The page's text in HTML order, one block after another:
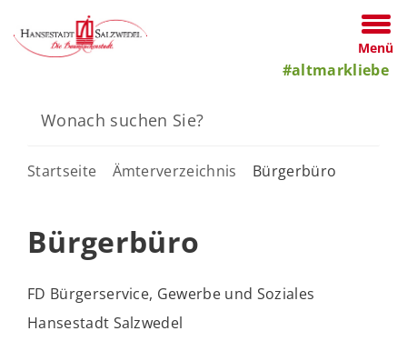
Menü
#altmarkliebe
Startseite Ämterverzeichnis Bürgerbüro
Bürgerbüro
FD Bürgerservice, Gewerbe und Soziales
Hansestadt Salzwedel